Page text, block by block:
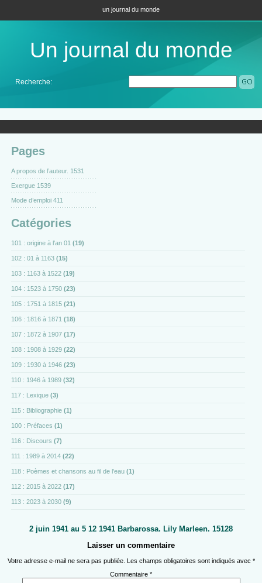
un journal du monde
Un journal du monde
Recherche:
Pages
A propos de l’auteur. 1531
Exergue 1539
Mode d’emploi 411
Catégories
101 : origine à l'an 01 (19)
102 : 01 à 1163 (15)
103 : 1163 à 1522 (19)
104 : 1523 à 1750 (23)
105 : 1751 à 1815 (21)
106 : 1816 à 1871 (18)
107 : 1872 à 1907 (17)
108 : 1908 à 1929 (22)
109 : 1930 à 1946 (23)
110 : 1946 à 1989 (32)
117 : Lexique (3)
115 : Bibliographie (1)
100 : Préfaces (1)
116 : Discours (7)
111 : 1989 à 2014 (22)
118 : Poèmes et chansons au fil de l'eau (1)
112 : 2015 à 2022 (17)
113 : 2023 à 2030 (9)
2 juin 1941 au 5 12 1941 Barbarossa. Lily Marleen. 15128
Laisser un commentaire
Votre adresse e-mail ne sera pas publiée. Les champs obligatoires sont indiqués avec *
Commentaire *